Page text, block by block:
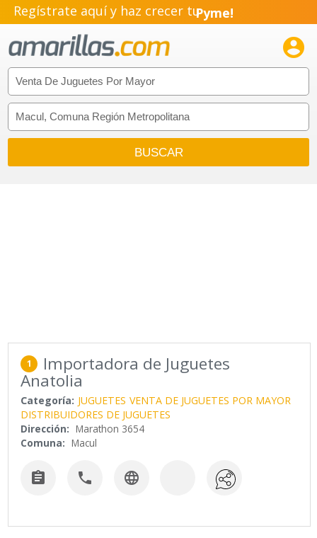
Regístrate aquí y haz crecer tuPyme!
Emprendimiento!

1 Importadora de Juguetes
Anatolia
Categoría: JUGUETES VENTA DE JUGUETES POR MAYOR
DISTRIBUIDORES DE JUGUETES
Dirección: Marathon 3654
Comuna: Macul
  